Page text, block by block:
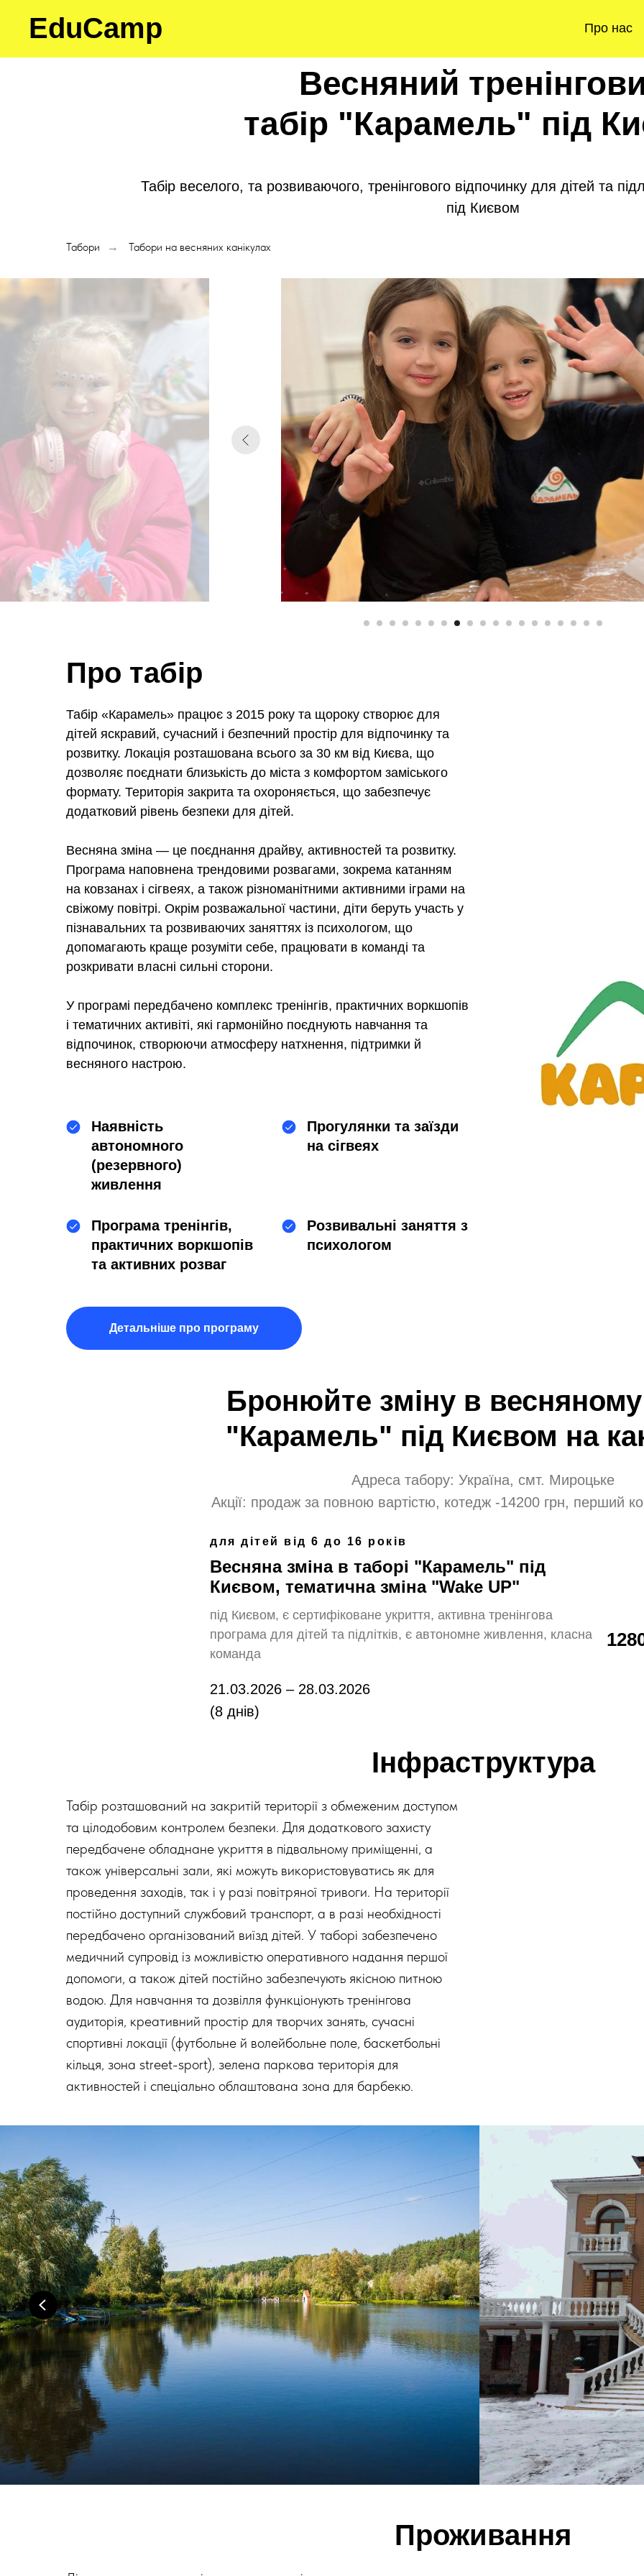
EduCamp Про нас
Весняний
табір "Карамель" під
Табір веселого, та розвиваючого, тренінгового відпочинку для дітей та
під Києвом
Табори → Табори на весняних канікулах
Про табір
Табір «Карамель» працює з 2015 року та щороку створює для
дітей яскравий, сучасний і безпечний простір для відпочинку та
розвитку. Локація розташована всього за 30 км від Києва, що
дозволяє поєднати близькість до міста з комфортом заміського
формату. Територія закрита та охороняється, що забезпечує
додатковий рівень безпеки для дітей.
Весняна зміна — це поєднання драйву, активностей та розвитку.
Програма наповнена трендовими розвагами, зокрема катанням
на ковзанах і сігвеях, а також різноманітними активними іграми на
свіжому повітрі. Окрім розважальної частини, діти беруть участь у
пізнавальних та розвиваючих заняттях із психологом, що
допомагають краще розуміти себе, працювати в команді та
розкривати власні сильні сторони.
У програмі передбачено комплекс тренінгів, практичних воркшопів
і тематичних активіті, які гармонійно поєднують навчання та
відпочинок, створюючи атмосферу натхнення, підтримки й
весняного настрою.
Наявність
автономного
(резервного)
живлення
Прогулянки та заїзди
на сігвеях
Програма тренінгів,
практичних воркшопів
та активних розваг
Розвивальні заняття з
психологом
Детальніше про програму
Бронюйте зміну в весняному
"Карамель" під Києвом на
Адреса табору: Україна, смт. Мироцьке
Акції: продаж за повною вартістю, котедж -14200 грн, перший
для дітей від 6 до 16 років
Весняна зміна в таборі "Карамель" під
Києвом, тематична зміна "Wake UP"
під Києвом, є сертифіковане укриття, активна тренінгова
програма для дітей та підлітків, є автономне живлення, класна
команда
21.03.2026 – 28.03.2026
(8 днів)
Інфраструктура
Табір розташований на закритій території з обмеженим доступом
та цілодобовим контролем безпеки. Для додаткового захисту
передбачене обладнане укриття в підвальному приміщенні, а
також універсальні зали, які можуть використовуватись як для
проведення заходів, так і у разі повітряної тривоги. На території
постійно доступний службовий транспорт, а в разі необхідності
передбачено організований виїзд дітей. У таборі забезпечено
медичний супровід із можливістю оперативного надання першої
допомоги, а також дітей постійно забезпечують якісною питною
водою. Для навчання та дозвілля функціонують тренінгова
аудиторія, креативний простір для творчих занять, сучасні
спортивні локації (футбольне й волейбольне поле, баскетбольні
кільця, зона street-sport), зелена паркова територія для
активностей і спеціально облаштована зона для барбекю.
Проживання